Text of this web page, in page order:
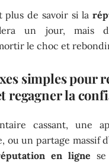
plus de savoir si la
un jour, mais
le choc et
simples pour
regagner la
cassant, une
ou un partage massif
en ligne